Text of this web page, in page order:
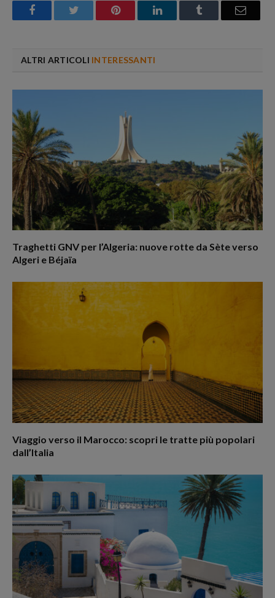
FacebookTwitter Pinterest LinkedInTumblr Email
ALTRI ARTICOLI INTERESSANTI
Traghetti GNV per l’Algeria: nuove rotte da Sète verso
Algeri e Béjaïa
Viaggio verso il Marocco: scopri le tratte più popolari
dall’Italia